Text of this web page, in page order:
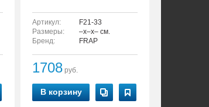
Артикул:
F21-33
Размеры:
–x–x– см.
Бренд:
FRAP
1708 руб.
В корзину